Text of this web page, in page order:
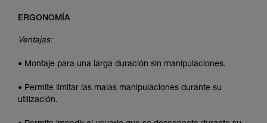
ERGONOMÍA
Ventajas:
• Montaje para una larga duración sin manipulaciones.
• Permite limitar las malas manipulaciones durante su
utilización.